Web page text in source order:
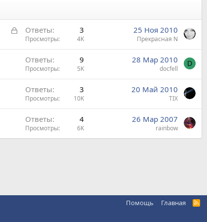
З
к
т
Ответы 3
Просмотры 4K
25 Ноя 2010
Прекрасная N
Ответы 9
Просмотры 5K
28 Мар 2010
docfell
D
Ответы 3
Просмотры 10K
20 Май 2010
TIX
Ответы 4
Просмотры 6K
26 Мар 2007
rainbow
Помощь Главная
R